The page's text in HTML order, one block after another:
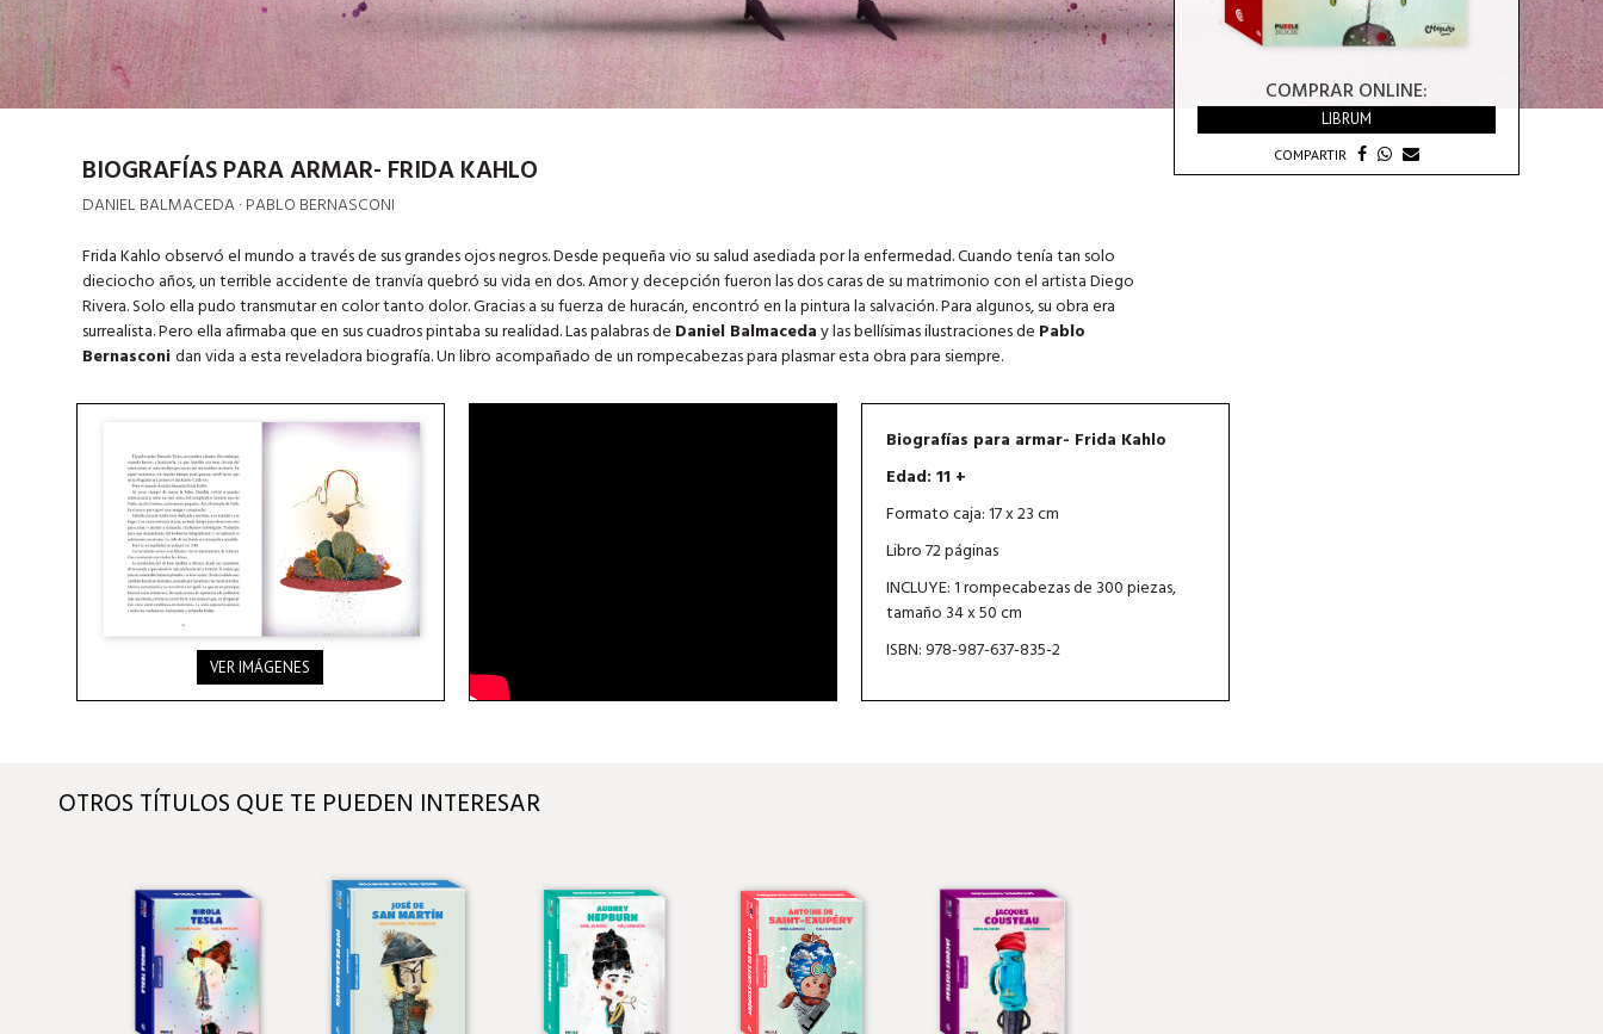
COMPRAR ONLINE:
LIBRUM
COMPARTIR
BIOGRAFÍAS PARA ARMAR- FRIDA KAHLO
DANIEL BALMACEDA · PABLO BERNASCONI
Frida Kahlo observó el mundo a través de sus grandes ojos negros. Desde pequeña vio su salud asediada por la enfermedad. Cuando tenía tan solo
dieciocho años, un terrible accidente de tranvía quebró su vida en dos. Amor y decepción fueron las dos caras de su matrimonio con el artista Diego
Rivera. Solo ella pudo transmutar en color tanto dolor. Gracias a su fuerza de huracán, encontró en la pintura la salvación. Para algunos, su obra era
surrealista. Pero ella afirmaba que en sus cuadros pintaba su realidad. Las palabras de Daniel Balmaceday las bellísimas ilustraciones de Pablo
Bernasconidan vida a esta reveladora biografía. Un libro acompañado de un rompecabezas para plasmar esta obra para siempre.
VER IMÁGENES
Biografías para armar- Frida Kahlo
Edad: 11 +
Formato caja: 17 x 23 cm
Libro 72 páginas
INCLUYE: 1 rompecabezas de 300 piezas,
tamaño 34 x 50 cm
ISBN: 978-987-637-835-2
OTROS TÍTULOS QUE TE PUEDEN INTERESAR